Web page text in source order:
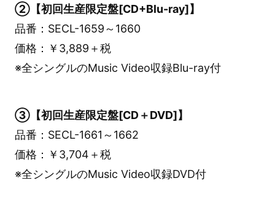
②【初回生産限定盤[CD+Blu-ray]】
品番：SECL-1659～1660
価格：￥3,889＋税
※全シングルのMusic Video収録Blu-ray付
③【初回生産限定盤[CD＋DVD]】
品番：SECL-1661～1662
価格：￥3,704＋税
※全シングルのMusic Video収録DVD付